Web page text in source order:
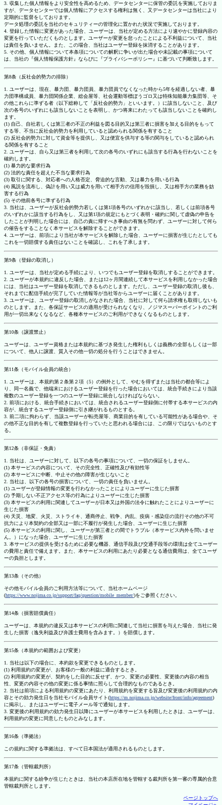
3. 収集した個人情報をより安全性を高めるため、データセンターに保管の委託を実施しておりま
すが、データセンターでは個人情報にアクセスする権利は無く、又データセンターは当社により
定期的に監督をしております。
データ処理の委託を当社のセキュリティーの管理化に置かれた状況で実施しております。
4. 登録した情報に変更があった場合、ユーザーは、当社が定める方法により速やかに登録内容の
変更を行っていただくものとします。ユーザーが変更を怠ったことによる不利益について、当社
は責任を負いません。また、この場合、当社はユーザー登録を抹消することがあります。
5. その他、個人情報について本条項についての解釈に争いが出た場合や未記載の事項について
は、当社の『個人情報保護方針』ならびに『プライバシーポリシー』に基づいて判断致します。
第8条（反社会的勢力の排除）
1. ユーザーは、現在、暴力団、暴力団員、暴力団員でなくなった時から5年を経過しない者、暴
力団準構成員、暴力団関係企業、総会屋等、社会運動等標ぼうゴロ又は特殊知能暴力集団等、そ
の他これらに準ずる者（以下総称して「反社会的勢力」といいます。）に該当しないこと、及び
次の各号のいずれにも該当しないことを表明し、かつ将来にわたっても該当しないことを確約し
ます。
(1) 自己、自社若しくは第三者の不正の利益を図る目的又は第三者に損害を加える目的をもって
する等、不当に反社会的勢力を利用していると認められる関係を有すること
(2) 反社会的勢力に対して資金等を提供し、又は便宜を供与する等の関与をしていると認められ
る関係を有すること
2. ユーザーは、自ら又は第三者を利用して次の各号のいずれにも該当する行為を行わないことを
確約します。
(1) 暴力的な要求行為
(2) 法的な責任を超えた不当な要求行為
(3) 取引に関する、対応者への人格否定、脅迫的な言動、又は暴力を用いる行為
(4) 風説を流布し、偽計を用い又は威力を用いて相手方の信用を毀損し、又は相手方の業務を妨
害する行為
(5) その他前各号に準ずる行為
3. 当社は、ユーザーが反社会的勢力若しくは第1項各号のいずれかに該当し、若しくは前項各号
のいずれかに該当する行為をし、又は第1項の規定にもとづく表明・確約に関して虚偽の申告を
したことが判明した場合には、自己の責に帰すべき事由の有無を問わず、ユーザーに対して何ら
の催告をすることなく本サービスを解除することができます。
4. ユーザーは、前項により当社が本サービスを解除した場合、ユーザーに損害が生じたとしても
これを一切賠償する責任はないことを確認し、これを了承します。
第9条（登録の取消し）
1. ユーザーは、当社が定める手続により、いつでもユーザー登録を取消しすることができます。
2. ユーザーが本規約に違反した場合、または12ヶ月間連続して本サービスを利用しなかった場合
には、当社はユーザー登録を取消しできるものとします。ただし、ユーザー登録の取消し後も、
それまでに配信手続が完了していた情報等が当社等からユーザーに届くことがあります。
3. ユーザーは、ユーザー登録の取消しがなされた場合、当社に対して何ら請求権も取得しないも
のとします。また、各保証サービスの適用が受けられなくなり、ノジマスーパーポイントのご利
用が一切出来なくなるなど、各種本サービスのご利用ができなくなるものとします。
第10条（譲渡禁止）
ユーザーは、ユーザー資格または本規約に基づき発生した権利もしくは義務の全部もしくは一部
について、他人に譲渡、質入その他一切の処分を行うことはできません。
第11条（モバイル会員の統合）
1. ユーザーは、本規約第２条第２項（5）の例外として、やむを得ずまたは当社の都合等によ
り、同一名義で、他端末におけるユーザー登録を行った場合においては、統合手続きにより当該
複数のユーザー登録を一つのユーザー登録に統合しなければならない。
2. 前項における、統合手続きにおいては、統合されるユーザー登録側に付帯する本サービスの内
容が、統合するユーザー登録側に引き継がれるものとする。
3. 前二項に拘わらず、当該ユーザーが転売屋等、商業目的を有している可能性がある場合や、そ
の他不正な目的を有して複数登録を行っていたと思われる場合には、この限りではないものとす
る。
第12条（非保証・免責）
1. 当社は、ユーザーに対して、以下の各号の事項について、一切の保証をしません。
(1) 本サービスの内容について、その完全性、正確性及び有効性等
(2) 本サービスに中断、中止その他の障害が生じないこと
2. 当社は、以下の各号の損害について、一切の責任を負いません。
(1) ユーザーが登録情報の変更を行わなかったことによりユーザーに生じた損害
(2) 予期しない不正アクセス等の行為によりユーザーに生じた損害
(3) 本サービスの利用に関連してユーザーが日本又は外国の法令に触れたことによりユーザーに
生じた損害
(4) 天災、地変、火災、ストライキ、通商停止、戦争、内乱、疫病・感染症の流行その他の不可
抗力により本契約の全部又は一部に不履行が発生した場合、ユーザーに生じた損害
(5) 本サービスの利用に関し、ユーザーが第三者との間でトラブル（本サービス内外を問いませ
ん。）になった場合、ユーザーに生じた損害
3. 本サービスの提供を受けるために必要な機器、通信手段及び交通手段等の環境は全てユーザー
の費用と責任で備えます。また、本サービスの利用にあたり必要となる通信費用は、全てユーザ
ーの負担とします。
第13条（その他）
その他モバイル会員のご利用方法等について、当社ホームページ
(https://www.nojima.co.jp/support/faq/question/mobile_member/)をご参照ください。
第14条（損害賠償責任）
ユーザーは、本規約の違反又は本サービスの利用に関連して当社に損害を与えた場合、当社に発
生した損害（逸失利益及び弁護士費用を含みます。）を賠償します。
第15条（本規約の範囲および変更）
1. 当社は以下の場合に、本約款を変更できるものとします。
(1) 利用規約の変更が、お客様の一般の利益に適合するとき。
(2) 利用規約の変更が、契約をした目的に反せず、かつ、変更の必要性、変更後の内容の相当
性、変更の内容その他の変更に係る事情に照らして合理的なものであるとき。
2. 当社は前項による利用規約の変更にあたり、利用規約を変更する旨及び変更後の利用規約の内
容とその効力発生日を当社モバイル会員サイト(https://m.nojima.co.jp/website/front/info/agreement)
に掲示し、またはユーザーに電子メール等で通知します。
3. 変更後の利用規約の効力発生日以降にユーザーが本サービスを利用したときは、ユーザーは、
利用規約の変更に同意したものとみなします。
第16条（準拠法）
この規約に関する準拠法は、すべて日本国法が適用されるものとします。
第17条（管轄裁判所）
本規約に関する紛争が生じたときは、当社の本店所在地を管轄する裁判所を第一審の専属的合意
管轄裁判所とします。
ページトップへ